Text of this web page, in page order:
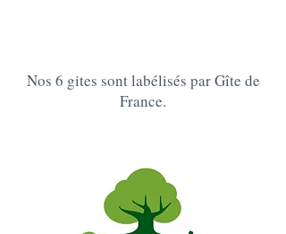
Nos 6 gites sont labélisés par Gîte de
France.